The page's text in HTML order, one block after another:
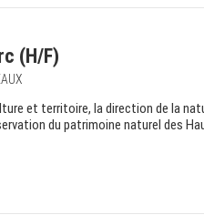
(H/F)
et territoire, la direction de la
du patrimoine naturel des